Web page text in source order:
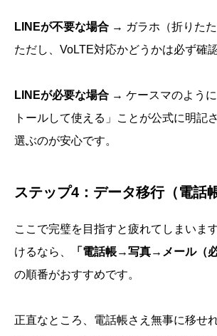
LINEが不要な場合 → ガラホ（折りたた
ただし、VoLTE対応かどうかは必ず確認
LINEが必要な場合 → ケースマのよう
トールして使える」ことが公式に明記
選ぶのが安心です。
ステップ4：データ移行（電話
ここで完璧を目指すと疲れてしまいま
けるなら、
「電話帳→写真→メール（
の順番がおすすめです。
正直なところ、電話帳さえ無事に移せ